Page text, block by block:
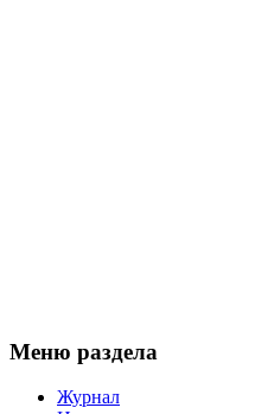
Меню раздела
Журнал